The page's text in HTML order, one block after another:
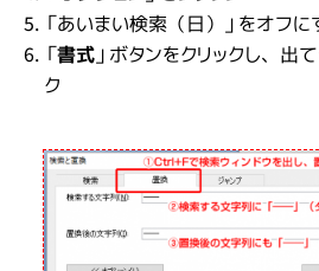
「あいまい検索（日）」をオフに
「書式 」ボタンをクリックし、出
ク